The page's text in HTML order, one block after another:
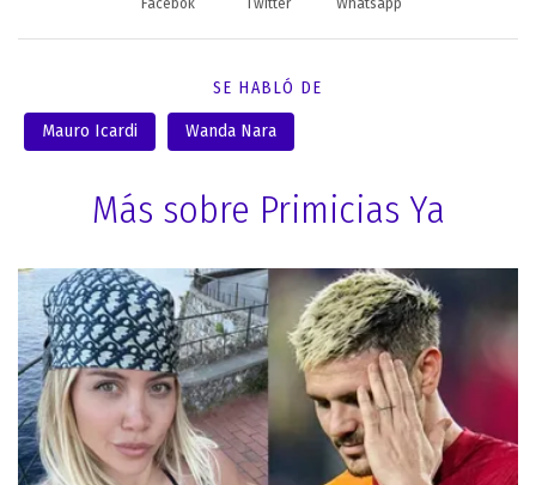
SE HABLÓ DE
Mauro Icardi Wanda Nara
Más sobre Primicias Ya